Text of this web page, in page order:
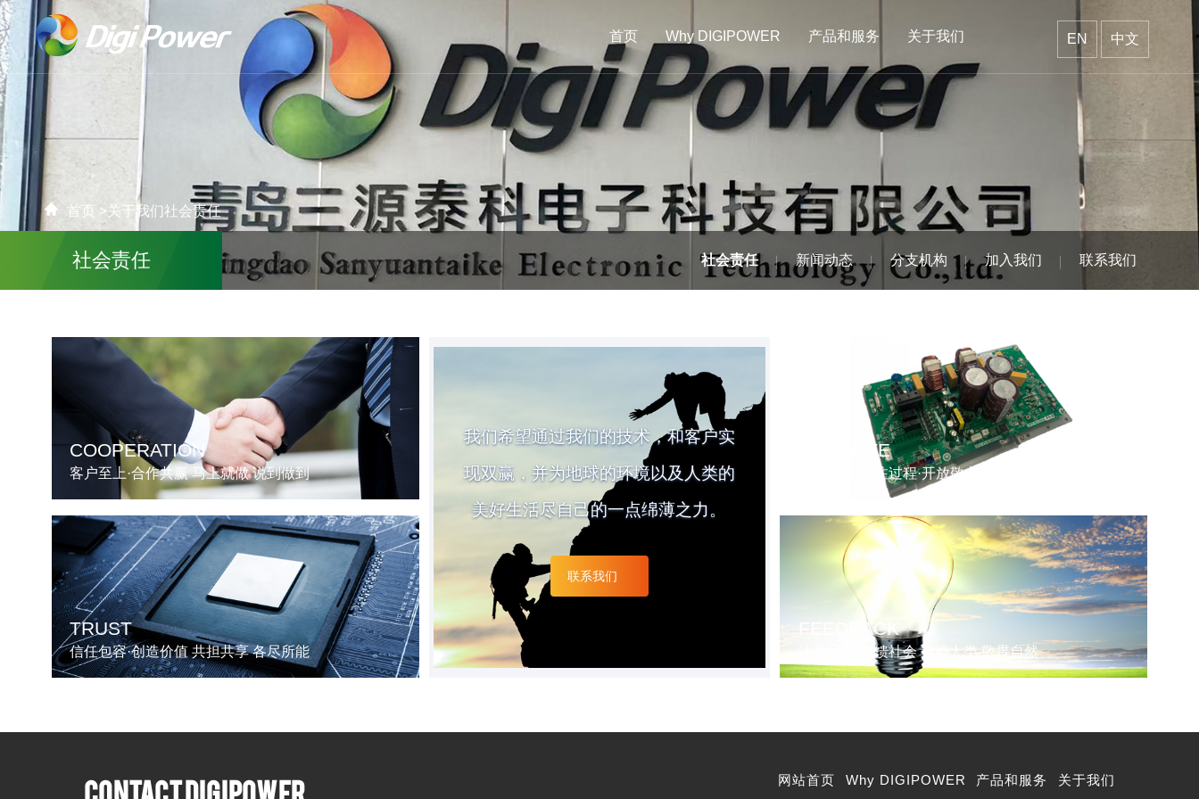
首页 Why DIGIPOWER 产品和服务 关于我们 EN 中文
首页 >关于我们社会责任
社会责任 社会责任 新闻动态 分支机构 加入我们 联系我们
COOPERATION
客户至上·合作共赢 马上就做 说到做到
TRUST
信任包容·创造价值 共担共享 各尽所能
我们希望通过我们的技术，和客户实
现双赢，并为地球的环境以及人类的
美好生活尽自己的一点绵薄之力。
联系我们
INNOVATE
结果导向·专注过程·开放敬业·激情创新
FEEDBACK
注重家庭·回馈社会 造福人类 敬畏自然
CONTACT DIGIPOWER 网站首页 Why DIGIPOWER 产品和服务 关于我们